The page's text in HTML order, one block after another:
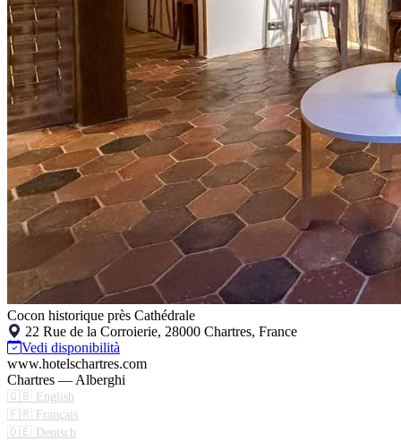
Cocon historique près Cathédrale
22 Rue de la Corroierie, 28000 Chartres, France
Vedi disponibilità
www.hotelschartres.com
Chartres — Alberghi
🇬🇧 English
🇫🇷 Français
🇩🇪 Deutsch